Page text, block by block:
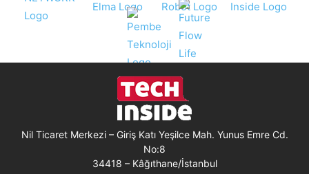
Nil Ticaret Merkezi – Giriş Katı Yeşilce Mah. Yunus Emre Cd.
No:8
34418 – Kâğıthane/İstanbul